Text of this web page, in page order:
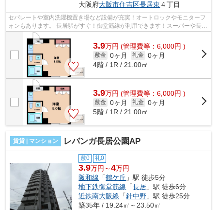
大阪府大阪市住吉区長居東 ４丁目
セパレートや室内洗濯機置き場など設備が充実！オートロックやモニターフ
ォンもあります。 長居駅がすぐ！御堂筋線が利用できます！スーパーや長居
3.9万円 (管理費等：6,000円 )
敷金 0ヶ月 礼金 0ヶ月
4階 / 1R / 21.00㎡
3.9万円 (管理費等：6,000円 )
敷金 0ヶ月 礼金 0ヶ月
5階 / 1R / 21.00㎡
賃貸 | マンション レバンガ長居公園AP
敷0 礼0
3.9万円～4万円
阪和線 「鶴ケ丘 」駅 徒歩5分
地下鉄御堂筋線 「長居 」駅 徒歩6分
近鉄南大阪線 「針中野 」駅 徒歩25分
築35年 / 19.24㎡～23.50㎡